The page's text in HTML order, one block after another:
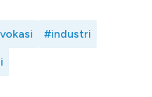
#industri